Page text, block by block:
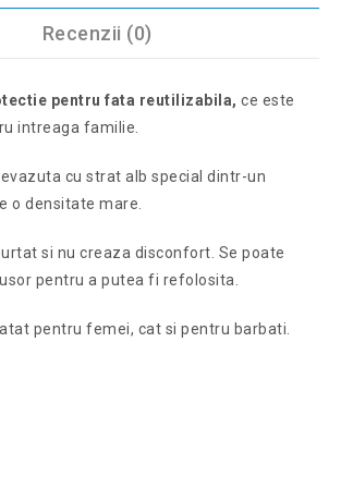
Recenzii (0)
pentru fata reutilizabila, ce este
intreaga familie.
cu strat alb special dintr-un
o densitate mare.
si nu creaza disconfort. Se poate
pentru a putea fi refolosita.
pentru femei, cat si pentru barbati.